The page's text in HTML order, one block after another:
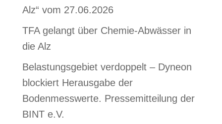
Alz“ vom 27.06.2026
TFA gelangt über Chemie-Abwässer in
die Alz
Belastungsgebiet verdoppelt – Dyneon
blockiert Herausgabe der
Bodenmesswerte. Pressemitteilung der
BINT e.V.